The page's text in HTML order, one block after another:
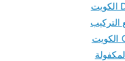
قطع غيار دومي Domi الكويت
قطع غيار جيلي Geely الكويت